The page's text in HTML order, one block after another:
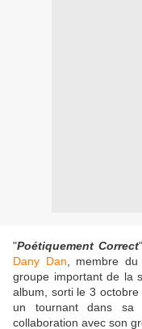
"Poétiquement Correct
Dany Dan , membre
groupe important de la
album, sorti le 3
un tournant dans sa
collaboration avec son